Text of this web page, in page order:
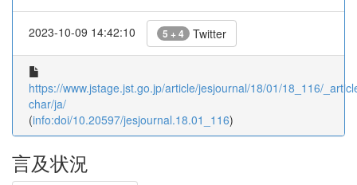
2023-10-09 14:42:10 5 + 4 Twitter
https://www.jstage.jst.go.jp/article/jesjournal/18/01/18_116/
char/ja/
(info:doi/10.20597/jesjournal.18.01_116)
言及状況